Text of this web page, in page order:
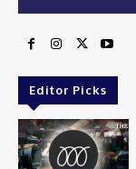
Editor Picks